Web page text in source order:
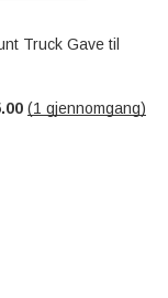
Truck Gave til
(1 gjennomgang)